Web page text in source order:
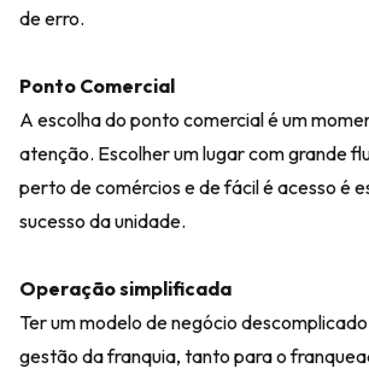
de erro.
Ponto Comercial
A escolha do ponto comercial é um
atenção. Escolher um lugar com grande
perto de comércios e de fácil é acesso é
sucesso da unidade.
Operação simplificada
Ter um modelo de negócio
gestão da franquia, tanto para o